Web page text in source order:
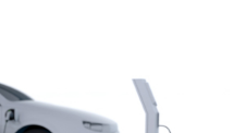
ÉLECTRIQUE
23 Avr 2022 à 06:00